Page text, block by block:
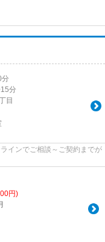
分
15分
目
インでご相談～ご契約までが
円)